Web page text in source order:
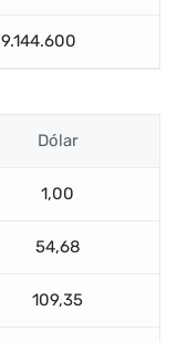
9.144.600
Dólar
1,00
54,68
109,35